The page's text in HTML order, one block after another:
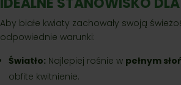
Aby białe kwiaty zachowały swoją
odpowiednie warunki:
Światło: Najlepiej rośnie w pełnym
obfite kwitnienie.